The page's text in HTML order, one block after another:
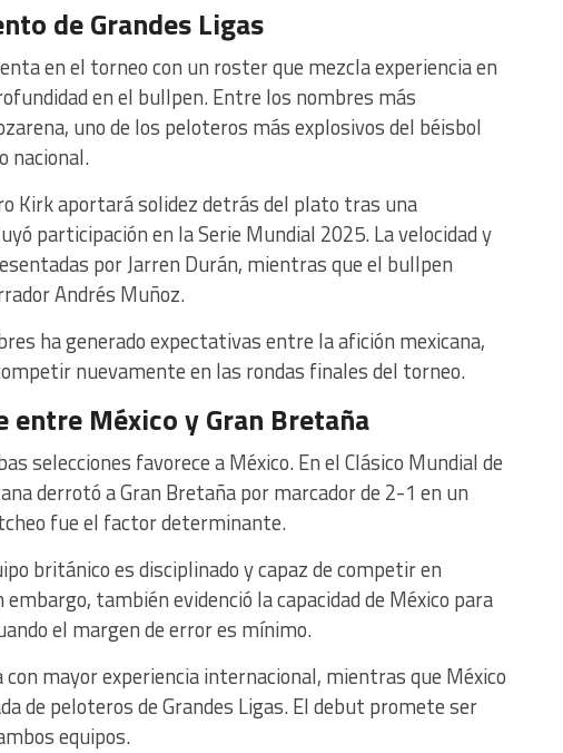
de Grandes Ligas
en el torneo con un roster que mezcla experiencia en
en el bullpen. Entre los nombres más
, uno de los peloteros más explosivos del béisbol
nacional.
Kirkaportará solidez detrás del plato tras una
participación en la Serie Mundial 2025. La velocidad y
porJarren Durán, mientras que el bullpen
Andrés Muñoz.
ha generado expectativas entre la afición mexicana,
nuevamente en las rondas finales del torneo.
México y Gran Bretaña
selecciones favorece a México. En el Clásico Mundial de
derrotó a Gran Bretaña por marcador de 2-1 en un
fue el factor determinante.
británico es disciplinado y capaz de competir en
también evidenció la capacidad de México para
el margen de error es mínimo.
mayor experiencia internacional, mientras que México
de peloteros de Grandes Ligas. El debut promete ser
equipos.